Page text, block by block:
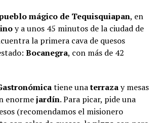
mágico de Tequisquiapan, en
y a unos 45 minutos de la ciudad de
la primera cava de quesos
Bocanegra, con más de 42
tiene unaterrazay mesas
enormejardín. Para picar, pide una
(recomendamos el misionero